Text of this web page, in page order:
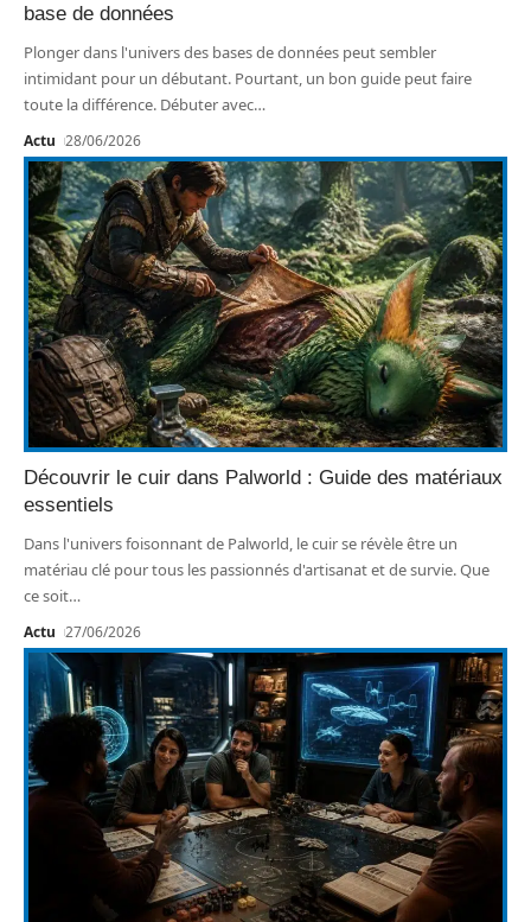
base de données
Plonger dans l'univers des bases de données peut sembler
intimidant pour un débutant. Pourtant, un bon guide peut faire
toute la différence. Débuter avec…
Actu 28/06/2026
Découvrir le cuir dans Palworld : Guide des matériaux
essentiels
Dans l'univers foisonnant de Palworld, le cuir se révèle être un
matériau clé pour tous les passionnés d'artisanat et de survie. Que
ce soit…
Actu 27/06/2026